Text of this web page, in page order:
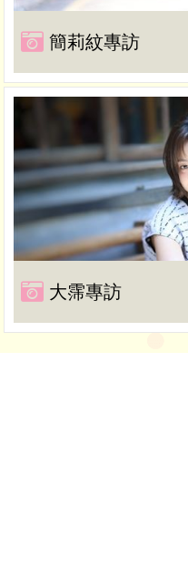
簡莉紋專訪
大霈專訪